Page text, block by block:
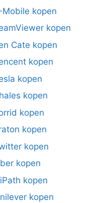
kopen
kopen
Cate kopen
kopen
kopen
kopen
kopen
kopen
kopen
kopen
kopen
kopen